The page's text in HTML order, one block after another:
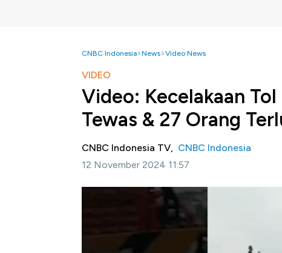
CNBC Indonesia News Video News
VIDEO
Video: Kecelakaan
Tewas & 27 Orang
CNBC Indonesia TV, CNBC Indonesia
12 November 2024 11:57
Jakarta, CNBC Indonesia -
Kecelakaan
Purbaleunyi, KM 92, Jawa Barat pada Senin
merenggut satu korban jiwa, dan 27 orang
Selengkapnya dalam program Squawk Box